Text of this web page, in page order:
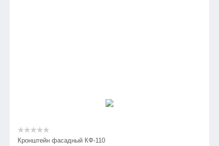
Кронштейн фасадный КФ-110